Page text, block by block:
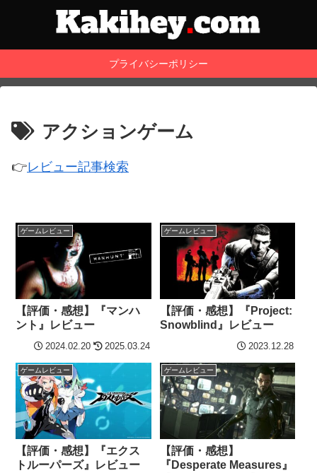
プライバシーポリシー
アクションゲーム
👉レビュー記事検索
ゲームレビュー
【評価・感想】『マンハ
ント』レビュー
2024.02.20 2025.03.24
ゲームレビュー
【評価・感想】『Project:
Snowblind』レビュー
2023.12.28
ゲームレビュー
【評価・感想】『エクス
トルーパーズ』レビュー
ゲームレビュー
【評価・感想】
『Desperate Measures』